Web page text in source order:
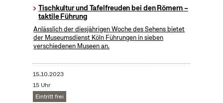
Tischkultur und Tafelfreuden bei den Römern –
taktile Führung
Anlässlich der diesjährigen Woche des Sehens bietet
der Museumsdienst Köln Führungen in sieben
verschiedenen Museen an.
15.10.2023
15 Uhr
Eintritt frei